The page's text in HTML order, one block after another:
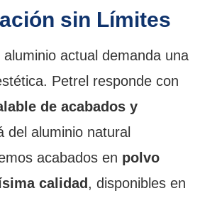
sin Límites
actual demanda una
Petrel responde con
de acabados y
del aluminio natural
acabados en polvo
calidad, disponibles en